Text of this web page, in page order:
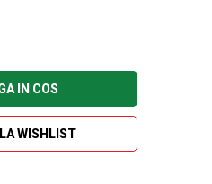
IN COS
WISHLIST